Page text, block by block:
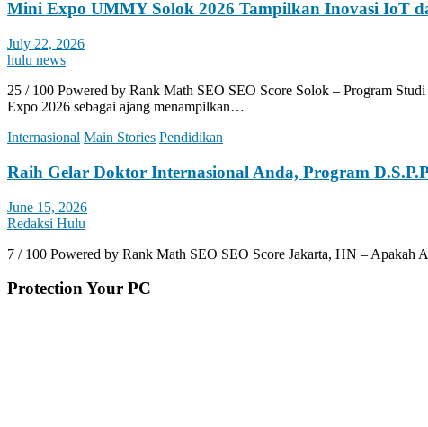
Mini Expo UMMY Solok 2026 Tampilkan Inovasi IoT
July 22, 2026
hulu news
25 / 100 Powered by Rank Math SEO SEO Score Solok – Program
Expo 2026 sebagai ajang menampilkan…
Internasional Main Stories Pendidikan
Raih Gelar Doktor Internasional Anda, Program
June 15, 2026
Redaksi Hulu
7 / 100 Powered by Rank Math SEO SEO Score Jakarta, HN – Apakah
Protection Your PC